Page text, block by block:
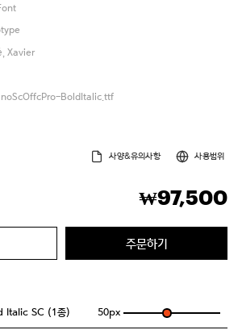
Xavier
BoldItalic.ttf
사양&유의사항 사용범위
₩97,500
주문하기
SC (1종) 50px